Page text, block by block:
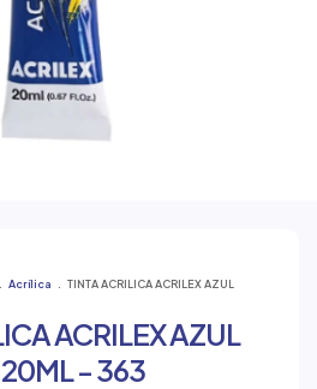
Acrílica
TINTA ACRILICA ACRILEX AZUL
ACRILEX AZUL
- 363